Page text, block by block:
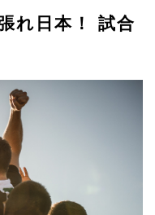
れ日本！ 試合